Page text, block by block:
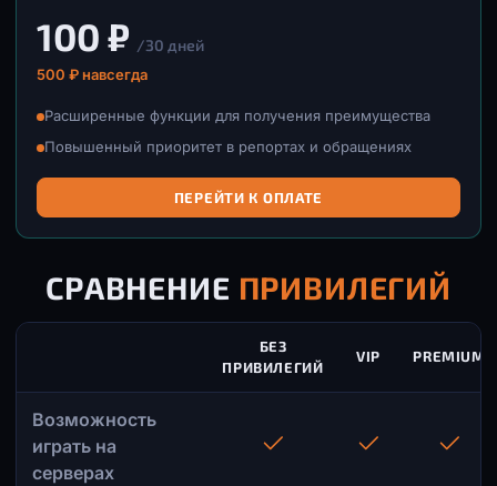
100 ₽ /30 дней
500 ₽ навсегда
Расширенные функции для получения преимущества
Повышенный приоритет в репортах и обращениях
ПЕРЕЙТИ К ОПЛАТЕ
СРАВНЕНИЕ ПРИВИЛЕГИЙ
БЕЗ
ПРИВИЛЕГИЙ
VIP PREMIUM
Возможность
играть на
серверах